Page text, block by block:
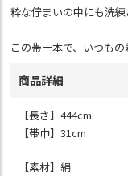
粋な佇まいの中にも洗
この帯一本で、いつも
商品詳細
【長さ】444cm
【帯巾】31cm
【素材】絹